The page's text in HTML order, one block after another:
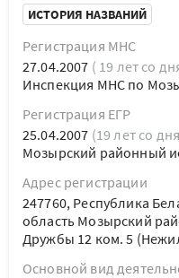
ИСТОРИЯ НАЗВАНИЙ
Регистрация МНС
27.04.2007 ( 19 лет со
Инспекция МНС по
Регистрация ЕГР
25.04.2007 (19 лет со
Мозырский районный
Адрес регистрации
247760, Республика
область Мозырский
Дружбы 12 ком. 5
Основной вид